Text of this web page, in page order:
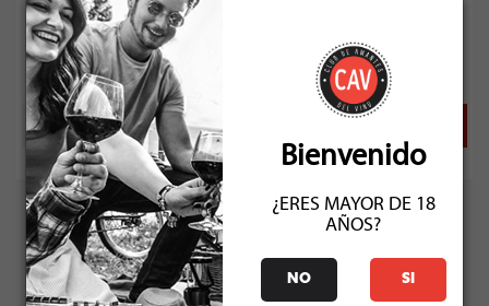
Bienvenido
¿ERES MAYOR DE 18
AÑOS?
NO SI